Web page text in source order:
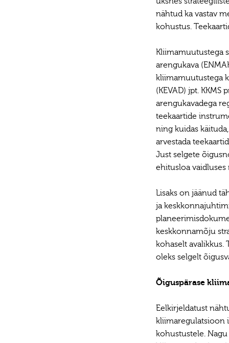
nähtud ka vastav
kohustus.
Kliimamuutustega
arengukava
kliimamuutustega
(KEVAD) jpt.
arengukavadega
teekaartide
ning kuidas
arvestada
Just selgete
ehitusloa vaidluses
Lisaks on jäänud
ja
keskkonnamõju
kohaselt avalikkus.
oleks selgelt
Õiguspärase
Eelkirjeldatust
kliimaregulatsioon
kohustustele. Nagu